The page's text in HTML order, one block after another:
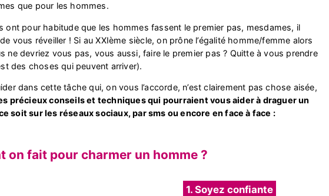
que pour les hommes.
ont pour habitude que les hommes fassent le premier pas, mesdames, il
vous réveiller ! Si au XXIème siècle, on prône l’égalité homme/femme alors
ne devriez vous pas, vous aussi, faire le premier pas ? Quitte à vous prendre
des choses qui peuvent arriver).
dans cette tâche qui, on vous l’accorde, n’est clairement pas chose aisée,
précieux conseils et techniques qui pourraient vous aider à draguer un
soit sur les réseaux sociaux, par sms ou encore en face à face :
on fait pour charmer un homme ?
1. Soyez confiante